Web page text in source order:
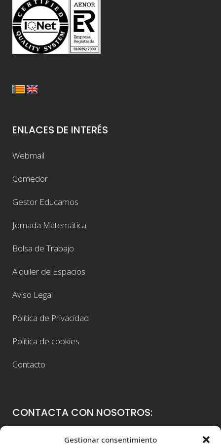
Gestionar consentimiento
ENLACES DE INTERÉS
Webmail
Comedor
Gestor Educamos
Jornada Matemática
Bolsa de Trabajo
Alquiler de Espacios
Aviso Legal
Política de Privacidad
Política de cookies
Contacto
CONTACTA CON NOSOTROS:
Colegio Guadalaviar